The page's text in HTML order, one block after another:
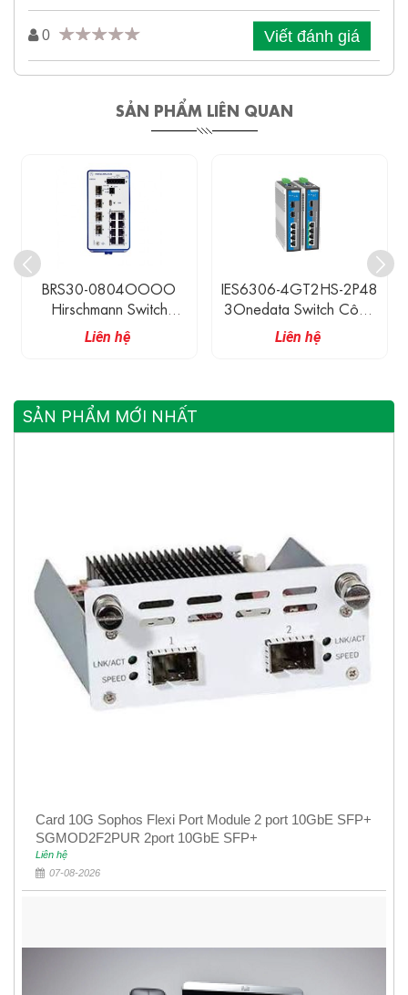
0 Viết đánh giá
SẢN PHẨM LIÊN QUAN
BRS30-0804OOOO
Hirschmann Switch
Ethernet Công Nghiệp
Có Quản Lí 8 Cổng
Liên hệ
IES6306-4GT2HS-2P48
3Onedata Switch Công
Nghiệp 4 Cổng 1G
Ethernet, 2 Cổng 2.5G
Liên hệ
SẢN PHẨM MỚI NHẤT
Card 10G Sophos Flexi Port Module 2 port 10GbE SFP+
SGMOD2F2PUR 2port 10GbE SFP+
Liên hệ
07-08-2026